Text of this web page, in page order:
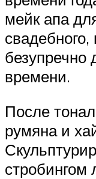
мейк апа
безупречно
времени.
После
румяна и
стробингом